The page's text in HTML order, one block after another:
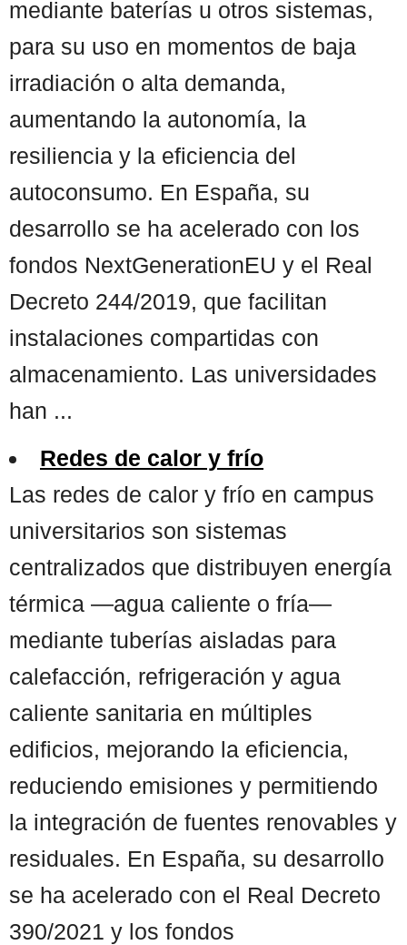
mediante baterías u otros sistemas,
para su uso en momentos de baja
irradiación o alta demanda,
aumentando la autonomía, la
resiliencia y la eficiencia del
autoconsumo. En España, su
desarrollo se ha acelerado con los
fondos NextGenerationEU y el Real
Decreto 244/2019, que facilitan
instalaciones compartidas con
almacenamiento. Las universidades
han ...
Redes de calor y frío
Las redes de calor y frío en campus
universitarios son sistemas
centralizados que distribuyen energía
térmica —agua caliente o fría—
mediante tuberías aisladas para
calefacción, refrigeración y agua
caliente sanitaria en múltiples
edificios, mejorando la eficiencia,
reduciendo emisiones y permitiendo
la integración de fuentes renovables y
residuales. En España, su desarrollo
se ha acelerado con el Real Decreto
390/2021 y los fondos